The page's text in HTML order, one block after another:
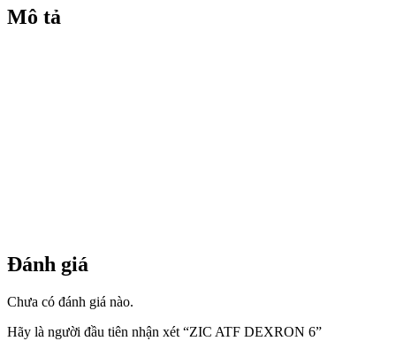
Mô tả
Đánh giá
Chưa có đánh giá nào.
Hãy là người đầu tiên nhận xét “ZIC ATF DEXRON 6”